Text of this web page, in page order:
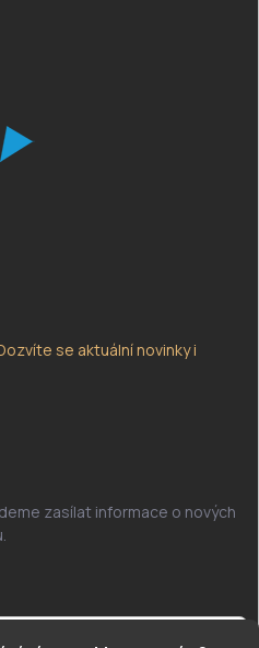
se aktuální novinky i
zasílat informace o nových